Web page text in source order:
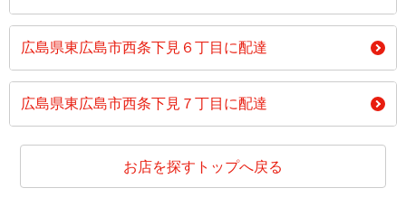
広島県東広島市西条下見６丁目に配達
広島県東広島市西条下見７丁目に配達
お店を探すトップへ戻る